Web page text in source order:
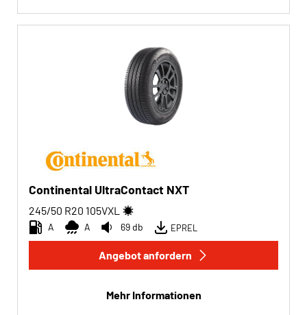
Continental UltraContact NXT
245/50 R20 105VXL
A A 69 db EPREL
Angebot anfordern
Mehr Informationen